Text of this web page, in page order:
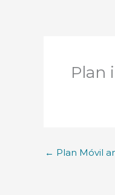
Plan
← Plan Móvil